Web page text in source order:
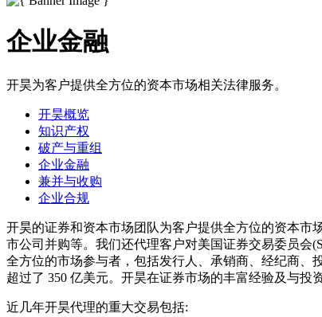
企业金融
开昊为客户提供全方位的资本市场相关法律服务。
开昊概览
知识产权
破产与重组
企业金融
兼并与收购
企业合规
开昊的证券和资本市场团队为客户提供全方位的资本市
市公司并购等。我们还代理客户对美国证券交易委员会
全方位的市场参与者，包括发行人、承销商、经纪商、
超过了 350 亿美元。开昊在证券市场的丰富经验及与投
近几年开昊代理的重大交易包括: